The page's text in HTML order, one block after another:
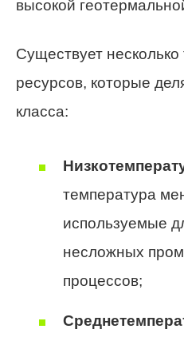
высокой
Существует
ресурсов, которые
класса:
температура
используемые
несложных
процессов;